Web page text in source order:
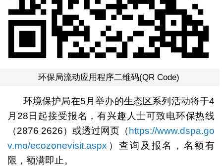
环保局流动应用程序二维码(QR Code)
环境保护局在5月举办的生态区系列活动将于4
月28日起接受报名，有兴趣人士可致电环保热线
（2876 2626）或透过网页（https://www.dspa.go
v.mo/ecozonevisit.aspx ）查询及报名，名额有
限，额满即止。